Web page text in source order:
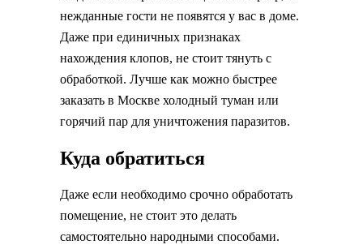
нежданные гости не появятся у вас в доме.
Даже при единичных признаках
нахождения клопов, не стоит тянуть с
обработкой. Лучше как можно быстрее
заказать в Москве холодный туман или
горячий пар для уничтожения паразитов.
Куда обратиться
Даже если необходимо срочно обработать
помещение, не стоит это делать
самостоятельно народными способами.